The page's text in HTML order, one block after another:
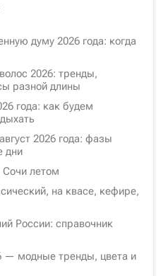
думу 2026 года: когда
2026: тренды,
разной длины
года: как будем
2026 года: фазы
дни
Сочи летом
на квасе, кефире,
России: справочник
— модные тренды, цвета и